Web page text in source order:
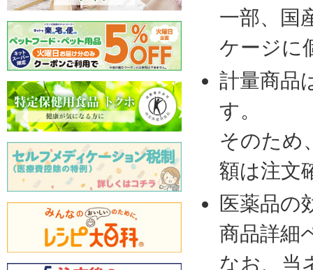
一部、国
ケージに
計量商品
す。
そのため
額は注文
医薬品の
商品詳細
なお、当